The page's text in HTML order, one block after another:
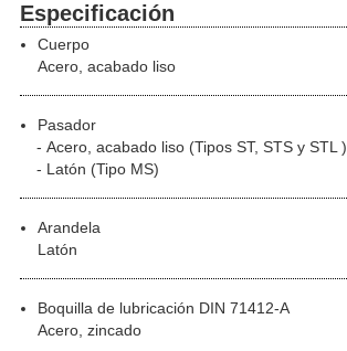
Especificación
Cuerpo
Acero, acabado liso
Pasador
Acero, acabado liso (Tipos ST, STS y STL )
Latón (Tipo MS)
Arandela
Latón
Boquilla de lubricación DIN 71412-A
Acero, zincado